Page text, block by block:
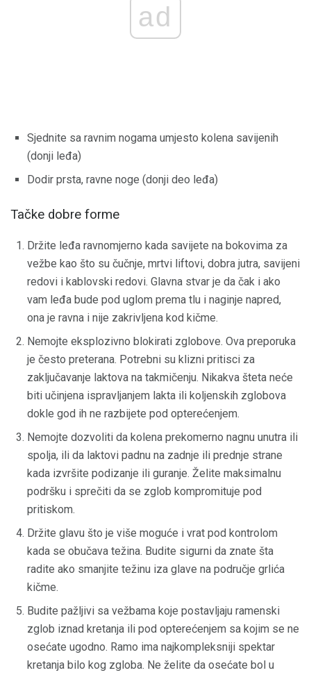
ad
Sjednite sa ravnim nogama umjesto kolena savijenih
(donji leđa)
Dodir prsta, ravne noge (donji deo leđa)
Tačke dobre forme
Držite leđa ravnomjerno kada savijete na bokovima za
vežbe kao što su čučnje, mrtvi liftovi, dobra jutra, savijeni
redovi i kablovski redovi. Glavna stvar je da čak i ako
vam leđa bude pod uglom prema tlu i naginje napred,
ona je ravna i nije zakrivljena kod kičme.
Nemojte eksplozivno blokirati zglobove. Ova preporuka
je često preterana. Potrebni su klizni pritisci za
zaključavanje laktova na takmičenju. Nikakva šteta neće
biti učinjena ispravljanjem lakta ili koljenskih zglobova
dokle god ih ne razbijete pod opterećenjem.
Nemojte dozvoliti da kolena prekomerno nagnu unutra ili
spolja, ili da laktovi padnu na zadnje ili prednje strane
kada izvršite podizanje ili guranje. Želite maksimalnu
podršku i sprečiti da se zglob kompromituje pod
pritiskom.
Držite glavu što je više moguće i vrat pod kontrolom
kada se obučava težina. Budite sigurni da znate šta
radite ako smanjite težinu iza glave na područje grlića
kičme.
Budite pažljivi sa vežbama koje postavljaju ramenski
zglob iznad kretanja ili pod opterećenjem sa kojim se ne
osećate ugodno. Ramo ima najkompleksniji spektar
kretanja bilo kog zgloba. Ne želite da osećate bol u